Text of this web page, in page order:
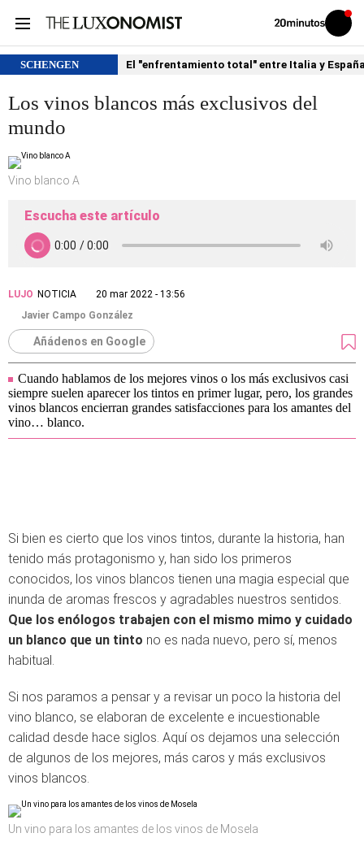
Volver
Iniciar
sesión
SCHENGEN El "enfrentamiento total" entre Italia y
Los vinos blancos más exclusivos del
mundo
Vino blanco A
Escucha este artículo
LUJO NOTICIA
20 mar 2022 - 13:56
Javier Campo González
Añádenos en Google
Cuando hablamos de los mejores vinos o los más exclusivos casi
siempre suelen aparecer los tintos en primer lugar, pero, los grandes
vinos blancos encierran grandes satisfacciones para los amantes del
vino… blanco.
Si bien es cierto que los vinos tintos, durante la historia, han
tenido más protagonismo y, han sido los primeros
conocidos, los vinos blancos tienen una magia especial que
inunda de aromas frescos y agradables nuestros sentidos.
Que los enólogos trabajen con el mismo mimo y cuidado
un blanco que un tinto no es nada nuevo, pero sí, menos
habitual.
Si nos paramos a pensar y a revisar un poco la historia del
vino blanco, se elaboran de excelente e incuestionable
calidad desde hace siglos. Aquí os dejamos una selección
de algunos de los mejores, más caros y más exclusivos
vinos blancos.
Un vino para los amantes de los vinos de Mosela